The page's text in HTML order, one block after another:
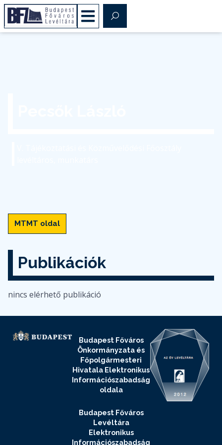
MTMT oldal
Publikációk
nincs elérhető publikáció
Budapest Főváros
Önkormányzata és
Főpolgármesteri
Hivatala Elektronikus
Információszabadság
oldala
Budapest Főváros
Levéltára
Elektronikus
Információszabadság